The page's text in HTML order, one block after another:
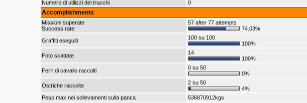
Numero di utilizzi dei trucchi
0
Accomplishments
Missioni superate
Success rate
57 after 77 attempts
74.03%
Graffiti eseguiti
100 su 100
100%
Foto scattate
14
100%
Ferri di cavallo raccolti
0 su 50
0%
Ostriche raccolte
2 su 50
4%
Peso max nei sollevamenti sulla panca
536870912kgs